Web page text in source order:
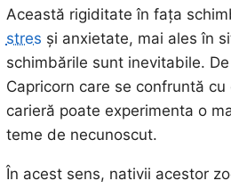
Această rigiditate în fața
stres și anxietate, mai ales în
schimbările sunt inevitabile.
Capricorn care se confruntă
carieră poate experimenta o
teme de necunoscut.
În acest sens, nativii acestor